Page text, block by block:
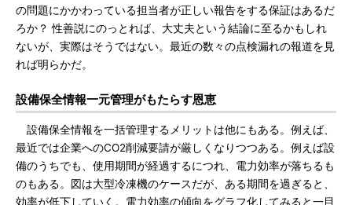
の問題にかかわっている担当者が正しい報告をする保証はあるだ
ろか？ 性善説にのっとれば、大丈夫という結論に至るかもしれ
ないが、実際はそうではない。最近の数々の点検漏れの報道を見
れば明らかだ。
設備保全情報一元管理がもたらす恩恵
設備保全情報を一括管理するメリットは他にもある。例えば、
最近では企業へのCO2削減要請が厳しくなりつつある。例えば設
備のうちでも、使用期間が経過するにつれ、電力効率が落ちるも
のもある。図は大型冷凍機のケースだが、ある期間を過ぎると、
効率が低下していく。電力効率の傾向をグラフ化してみると一目